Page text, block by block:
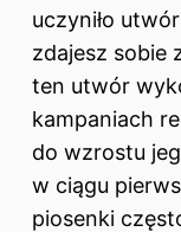
uczyniło
zdajesz sobie
ten utwór
kampaniach
do wzrostu
w ciągu
piosenki